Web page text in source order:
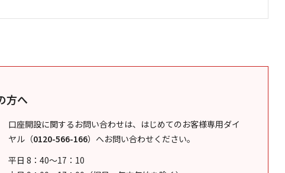
方へ
口座開設に関するお問い合わせは、はじめてのお客様専用ダイ
ヤル （0120-566-166） へお問い合わせください。
平日 8：40～17：10